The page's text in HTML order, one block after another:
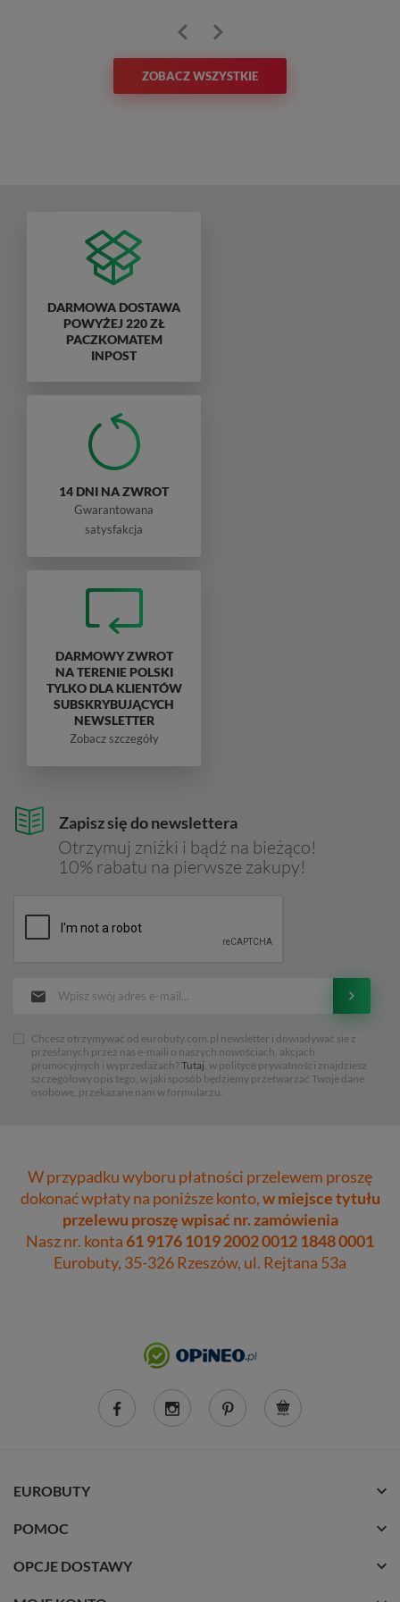
ZOBACZ WSZYSTKIE
Zapisz się do newslettera
Otrzymuj zniżki i bądź na bieżąco!
10% rabatu na pierwsze zakupy!
Chcesz otrzymywać od eurobuty.com.pl newsletter i dowiadywać sie z
przesłanych przez nas e-maili o naszych nowościach, akcjach
promocyjnych i wyprzedażach? Tutaj, w polityce prywatności znajdziesz
szczegółowy opis tego, w jaki sposób będziemy przetwarzać Twoje dane
osobowe, przekazane nam w formularzu.
DARMOWA DOSTAWA
POWYŻEJ 220 ZŁ
PACZKOMATEM
INPOST
14 DNI NA ZWROT
Gwarantowana
satysfakcja
DARMOWY ZWROT
NA TERENIE POLSKI
TYLKO DLA KLIENTÓW
SUBSKRYBUJĄCYCH
NEWSLETTER
Zobacz szczegóły
W przypadku wyboru płatności przelewem proszę
dokonać wpłaty na poniższe konto,w miejsce tytułu
przelewu proszę wpisać nr. zamówienia
Nasz nr. konta61 9176 1019 2002 0012 1848 0001
Eurobuty, 35-326 Rzeszów, ul. Rejtana 53a
EUROBUTY
POMOC
OPCJE DOSTAWY